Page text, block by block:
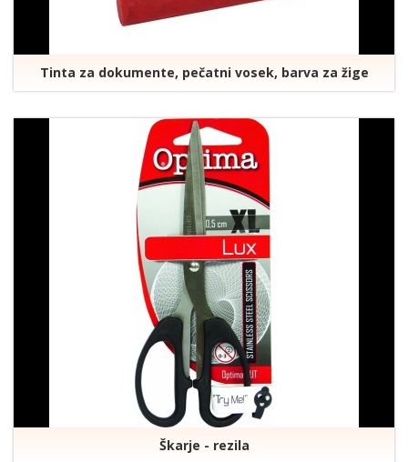
Tinta za dokumente, pečatni vosek, barva za žige
Škarje - rezila